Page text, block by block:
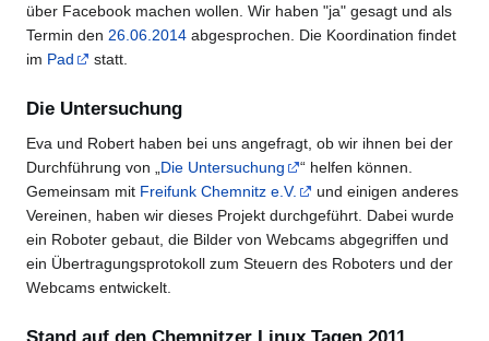
über Facebook machen wollen. Wir haben "ja" gesagt und als
Termin den 26.06.2014 abgesprochen. Die Koordination findet
im Pad statt.
Die Untersuchung
Eva und Robert haben bei uns angefragt, ob wir ihnen bei der
Durchführung von „ Die Untersuchung
“ helfen können.
Gemeinsam mit Freifunk Chemnitz e.V.
und einigen anderes
Vereinen, haben wir dieses Projekt durchgeführt. Dabei wurde
ein Roboter gebaut, die Bilder von Webcams abgegriffen und
ein Übertragungsprotokoll zum Steuern des Roboters und der
Webcams entwickelt.